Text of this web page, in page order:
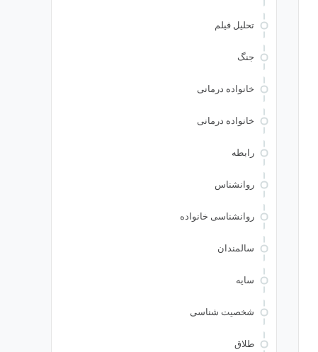
تحلیل فیلم
جنگ
خانواده درمانی
خانواده درمانی
رابطه
روانشناس
روانشناسی خانواده
سالمندان
سایه
شخصیت شناسی
طلاق